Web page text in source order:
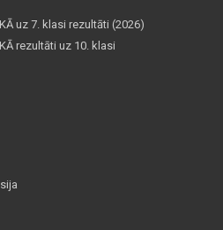
uz 7. klasi rezultāti (2026)
rezultāti uz 10. klasi